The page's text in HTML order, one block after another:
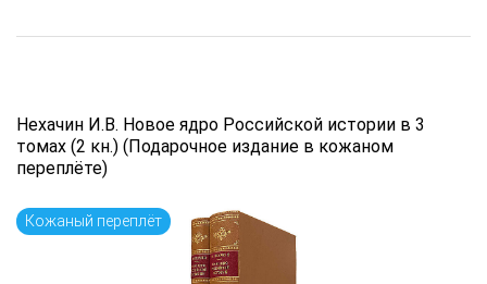
Нехачин И.В. Новое ядро Российской истории в 3
томах (2 кн.) (Подарочное издание в кожаном
переплёте)
Кожаный переплёт